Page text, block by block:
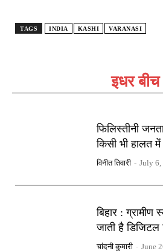
इधर बीच
फिलिस्तीनी
किसी भी हालत
विनीत तिवारी - July 6,
बिहार :
जाती है डिजिटल
चांदनी कुमारी - June
TAGS INDIA KASHI VARANASI